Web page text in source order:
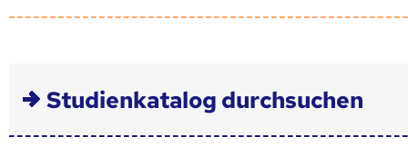
Studienkatalog durchsuchen